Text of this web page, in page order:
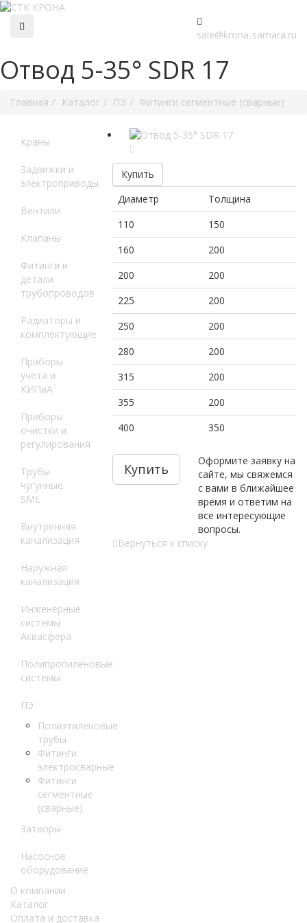
sale@krona-samara.ru
Отвод 5-35° SDR 17
Главная Каталог ПЭ Фитинги сегментные (сварные)
Краны
Задвижки и
электроприводы
Вентили
Клапаны
Фитинги и
детали
трубопроводов
Радиаторы и
комплектующие
Приборы
учета и
КИПиА
Приборы
очистки и
регулирования
Трубы
чугунные
SML
Внутренняя
канализация
Наружная
канализация
Инженерные
системы
Аквасфера
Полипропиленовые
системы
ПЭ
Полиэтиленовые
трубы
Фитинги
электросварные
Фитинги
сегментные
(сварные)
Затворы
Насосное
оборудование
Купить
Диаметр
Толщина
110
150
160
200
200
200
225
200
250
200
280
200
315
200
355
200
400
350
Купить
Оформите заявку на
сайте, мы свяжемся
с вами в ближайшее
время и ответим на
все интересующие
вопросы.
Вернуться к списку
О компании
Каталог
Оплата и доставка